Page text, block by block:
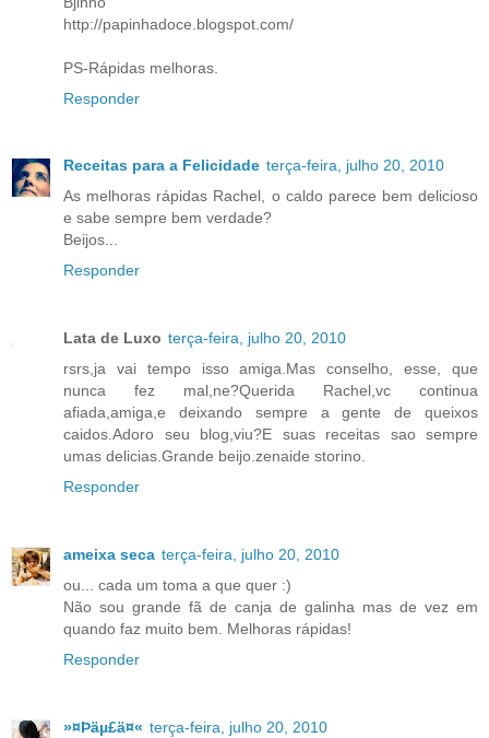
http://papinhadoce.blogspot.com/
PS-Rápidas melhoras.
Responder
Receitas para a Felicidade terça-feira, julho 20, 2010
As melhoras rápidas Rachel, o caldo parece bem delicioso
e sabe sempre bem verdade?
Beijos...
Responder
Lata de Luxo terça-feira, julho 20, 2010
rsrs,ja vai tempo isso amiga.Mas conselho, esse, que
nunca fez mal,ne?Querida Rachel,vc continua
afiada,amiga,e deixando sempre a gente de queixos
caidos.Adoro seu blog,viu?E suas receitas sao sempre
umas delicias.Grande beijo.zenaide storino.
Responder
ameixa seca terça-feira, julho 20, 2010
ou... cada um toma a que quer :)
Não sou grande fã de canja de galinha mas de vez em
quando faz muito bem. Melhoras rápidas!
Responder
»¤Þäµ£ä¤« terça-feira, julho 20, 2010